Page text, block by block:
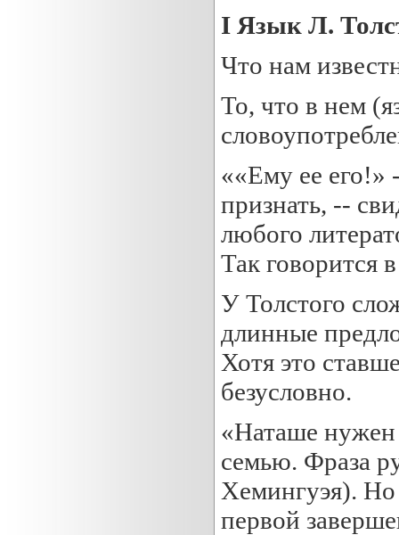
I Язык Л.
Что нам
То, что в нем
««Ему ее его!»
признать, --
любого
Так говорится
У Толстого
длинные
Хотя это
безусловно.
«Наташе
семью. Фраза
Хемингуэя). Но
первой